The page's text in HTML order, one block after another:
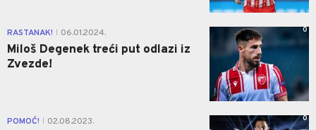
RASTANAK! 06.01.2024.
Miloš Degenek treći put odlazi iz
Zvezde!
0
POMOĆ! 02.08.2023. 0